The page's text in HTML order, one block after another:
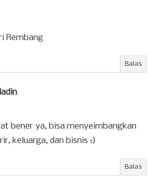
Rembang
Balas
bener ya, bisa menyeimbangkan
keluarga, dan bisnis :)
Balas